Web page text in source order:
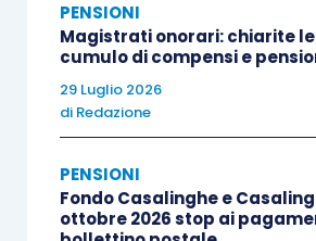
differente rispetto agli strumenti
offerti dal mercato finanziario.
Alla luce di tali considerazioni, le
datoriale e adesione alle forme
natura contrattuale. In allegato
PENSIONI
Magistrati onorari: chiarite
cumulo di compensi e
29 Luglio 2026
di Redazione
PENSIONI
Fondo Casalinghe e
ottobre 2026 stop ai